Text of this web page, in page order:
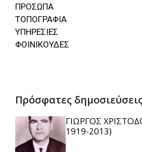
ΠΡΟΣΩΠΑ
ΤΟΠΟΓΡΑΦΙΑ
ΥΠΗΡΕΣΙΕΣ
ΦΟΙΝΙΚΟΥΔΕΣ
Πρόσφατες
ΓΙΩΡΓΟΣ
1919-2013)